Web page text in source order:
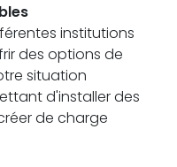
institutions
des options de
situation
d'installer des
de charge